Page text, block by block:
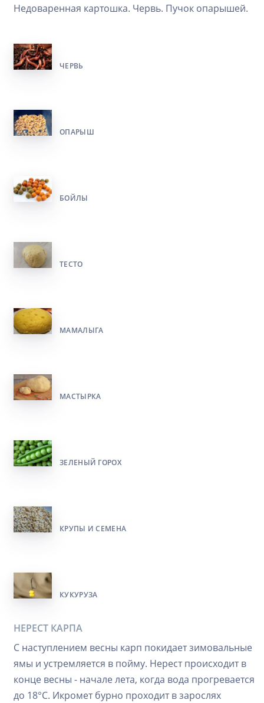
Недоваренная картошка. Червь. Пучок опарышей.
ЧЕРВЬ
ОПАРЫШ
БОЙЛЫ
ТЕСТО
МАМАЛЫГА
МАСТЫРКА
ЗЕЛЕНЫЙ ГОРОХ
КРУПЫ И СЕМЕНА
КУКУРУЗА
НЕРЕСТ КАРПА
С наступлением весны карп покидает зимовальные
ямы и устремляется в пойму. Нерест происходит в
конце весны - начале лета, когда вода прогревается
до 18°C. Икромет бурно проходит в зарослях